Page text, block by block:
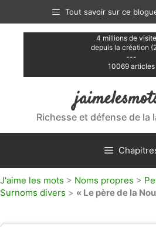
contenu
Tout savoir sur ce
4 millions de
depuis la création
---
10069 articles
Richesse et défense de la
J'aime les mots > Noms propres >
Surnoms divers > « Le père de la